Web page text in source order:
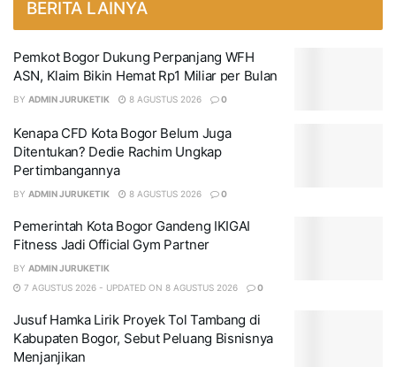
BERITA LAINYA
Pemkot Bogor Dukung Perpanjang WFH
ASN, Klaim Bikin Hemat Rp1 Miliar per Bulan
BY ADMIN JURUKETIK 8 AGUSTUS 2026 0
Kenapa CFD Kota Bogor Belum Juga
Ditentukan? Dedie Rachim Ungkap
Pertimbangannya
BY ADMIN JURUKETIK 8 AGUSTUS 2026 0
Pemerintah Kota Bogor Gandeng IKIGAI
Fitness Jadi Official Gym Partner
BY ADMIN JURUKETIK
7 AGUSTUS 2026 - UPDATED ON 8 AGUSTUS 2026
0
Jusuf Hamka Lirik Proyek Tol Tambang di
Kabupaten Bogor, Sebut Peluang Bisnisnya
Menjanjikan